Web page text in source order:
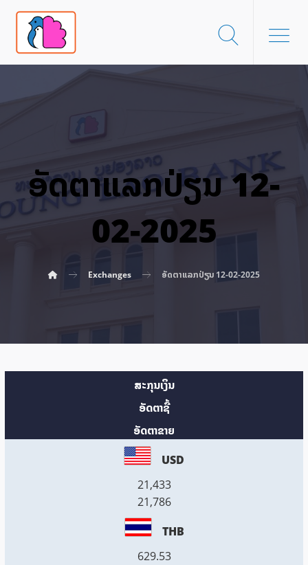
ອັດ​ຕາ​ແລກ​ປ່ຽນ 12-
02-2025
Exchanges ອັດ​ຕາ​ແລກ​ປ່ຽນ 12-02-2025
ສະກຸນເງິນ
ອັດຕາຊື້
ອັດຕາຂາຍ
USD
21,433
21,786
THB
629.53